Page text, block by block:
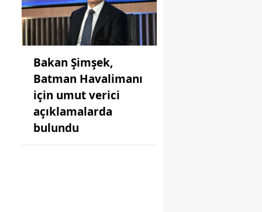
Bakan Şimşek,
Batman Havalimanı
için umut verici
açıklamalarda
bulundu